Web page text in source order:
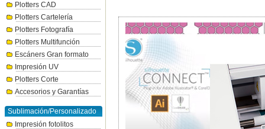
Plotters CAD
Plotters Cartelería
Plotters Fotografía
Plotters Multifunción
Escáners Gran formato
Impresión UV
Plotters Corte
Accesorios y Garantías
Sublimación/Personalizado
Impresión fotolitos